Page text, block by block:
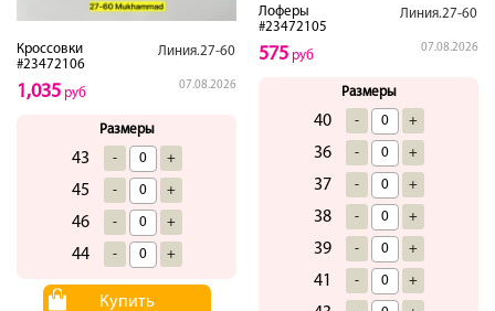
Кроссовки
#23472106
Линия.27-60
07.08.2026
1,035 руб
Размеры
43 - +
45 - +
46 - +
44 - +
Купить
Лоферы
#23472105
Линия.27-60
07.08.2026
575 руб
Размеры
40 - +
36 - +
37 - +
38 - +
39 - +
41 - +